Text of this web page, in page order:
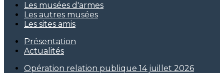
Les musées d'armes
Les autres musées
Les sites amis
Présentation
Actualités
Opération relation publique 14 juillet 2026